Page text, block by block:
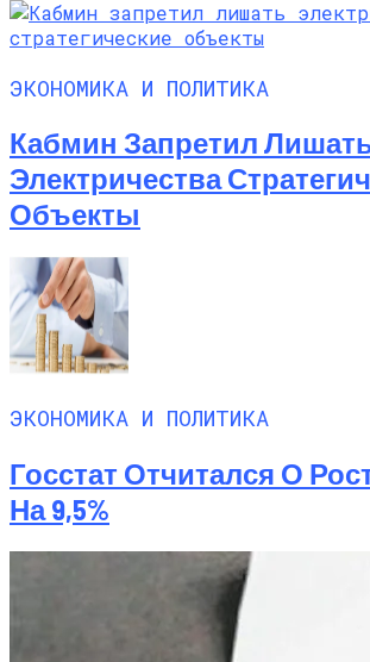
ЭКОНОМИКА И ПОЛИТИКА
Кабмин Запретил
Электричества
Объекты
ЭКОНОМИКА И ПОЛИТИКА
Госстат Отчитался О
На 9,5%